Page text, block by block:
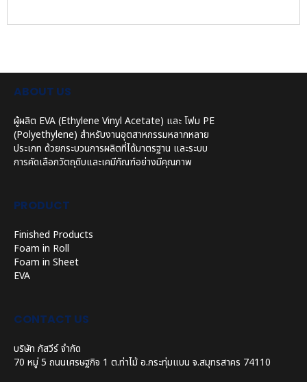
ABOUT US
ผู้ผลิต EVA (Ethylene Vinyl Acetate) และ โฟม PE
(Polyethylene) สำหรับงานอุตสาหกรรมหลากหลาย
ประเภท ด้วยกระบวนการผลิตที่ได้มาตรฐาน และระบบ
การคัดเลือกวัตถุดิบและเคมีภัณฑ์อย่างมีคุณภาพ
PRODUCT
Finished Products
Foam in Roll
Foam in Sheet
EVA
CONTACT US
บริษัท ภัสวีร์ จำกัด
70 หมู่ 5 ถนนเศรษฐกิจ 1 ต.ท่าไม้ อ.กระทุ่มแบน จ.สมุทรสาคร 74110